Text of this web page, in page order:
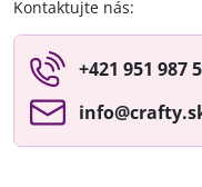
Kontaktujte nás:
+421 951 987